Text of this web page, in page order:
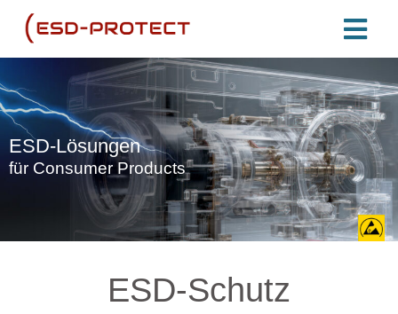
ESD-Lösungen
für Consumer Products
ESD-Schutz